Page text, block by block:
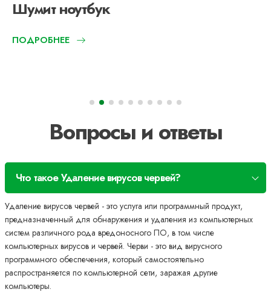
Не работает ноутбук
ПОДРОБНЕЕ
Вопросы и ответы
Что такое Удаление вирусов червей?
Удаление вирусов червей - это услуга или программный продукт,
предназначенный для обнаружения и удаления из компьютерных
систем различного рода вредоносного ПО, в том числе
компьютерных вирусов и червей. Черви - это вид вирусного
программного обеспечения, который самостоятельно
распространяется по компьютерной сети, заражая другие
компьютеры.